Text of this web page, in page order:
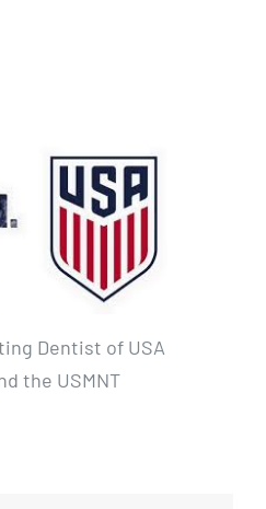
Dentist of USA
the USMNT